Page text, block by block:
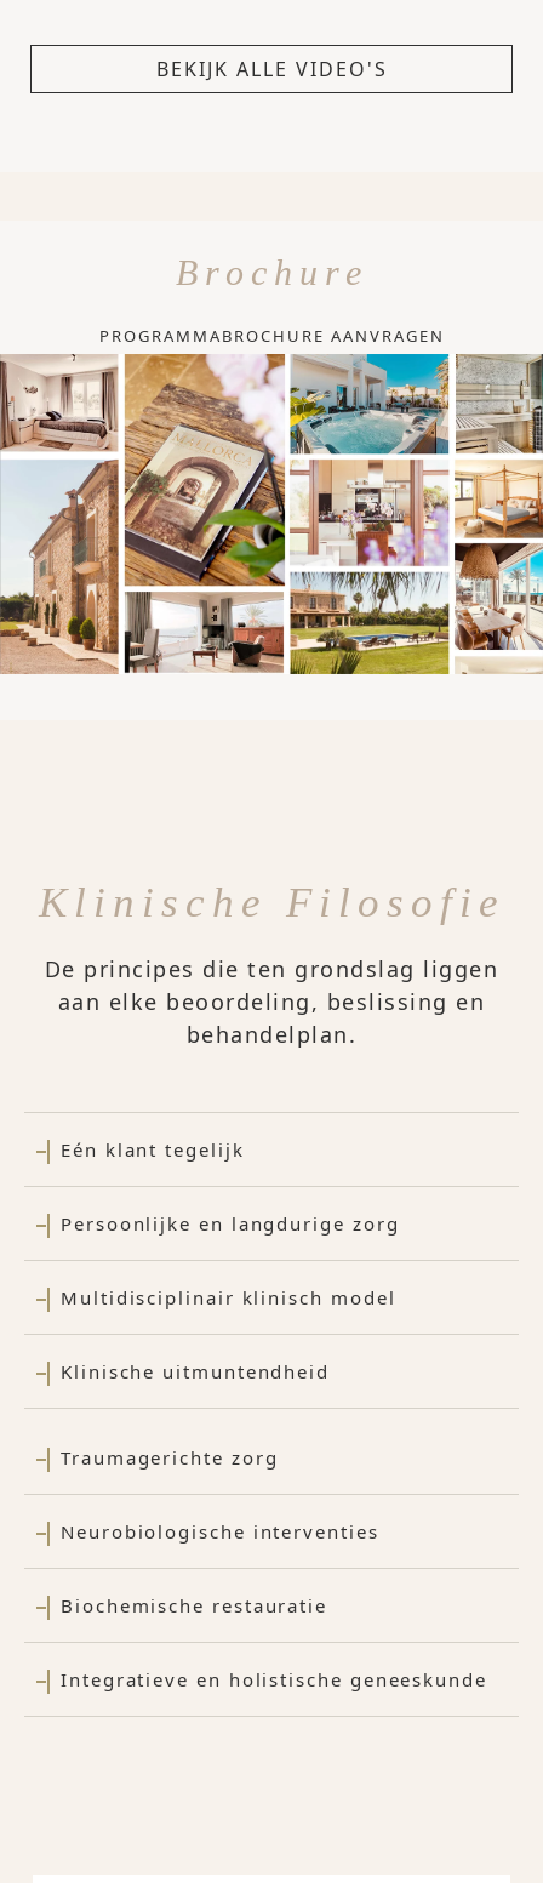
BEKIJK ALLE VIDEO'S
Brochure
PROGRAMMABROCHURE AANVRAGEN
Klinische Filosofie
De principes die ten grondslag liggen
aan elke beoordeling, beslissing en
behandelplan.
Eén klant tegelijk
Persoonlijke en langdurige zorg
Multidisciplinair klinisch model
Klinische uitmuntendheid
Traumagerichte zorg
Neurobiologische interventies
Biochemische restauratie
Integratieve en holistische geneeskunde